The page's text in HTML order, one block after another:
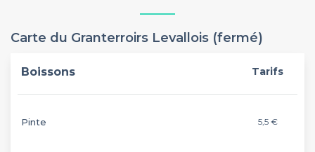
Carte du Granterroirs Levallois (fermé)
Boissons Tarifs
Pinte 5,5 €